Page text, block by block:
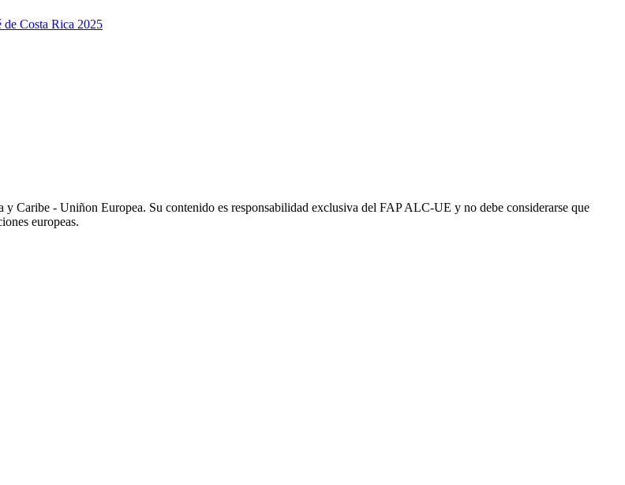
de Costa Rica 2025
Caribe - Uniñon Europea. Su contenido es responsabilidad exclusiva del FAP ALC-UE y no debe considerarse que
europeas.